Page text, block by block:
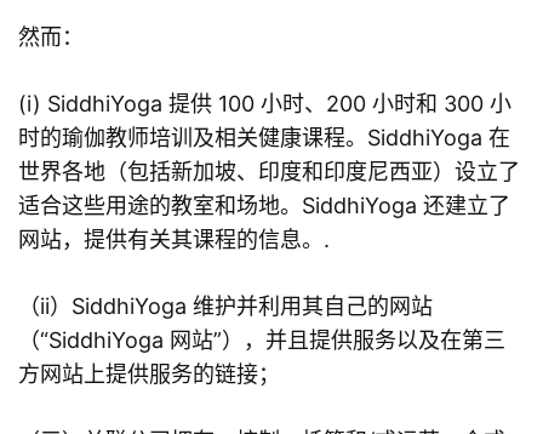
然而：
(i) SiddhiYoga 提供 100 小时、200 小时和 300 小
时的瑜伽教师培训及相关健康课程。SiddhiYoga 在
世界各地（包括新加坡、印度和印度尼西亚）设立了
适合这些用途的教室和场地。SiddhiYoga 还建立了
网站，提供有关其课程的信息。.
（ii）SiddhiYoga 维护并利用其自己的网站
（“SiddhiYoga 网站”），并且提供服务以及在第三
方网站上提供服务的链接；